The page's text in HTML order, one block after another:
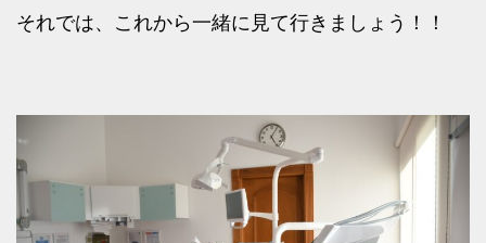
それでは、これから一緒に見て行きましょう！！